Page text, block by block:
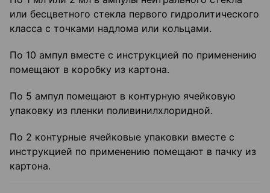
или бесцветного стекла первого гидролитического
класса с точками надлома или кольцами.
По 10 ампул вместе с инструкцией по применению
помещают в коробку из картона.
По 5 ампул помещают в контурную ячейковую
упаковку из пленки поливинилхлоридной.
По 2 контурные ячейковые упаковки вместе с
инструкцией по применению помещают в пачку из
картона.